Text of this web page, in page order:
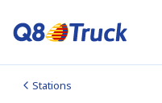
Stations